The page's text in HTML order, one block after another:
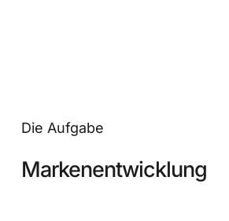
Die Aufgabe
Markenentwicklung